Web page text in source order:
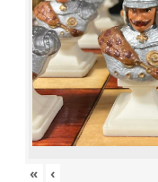
« ‹